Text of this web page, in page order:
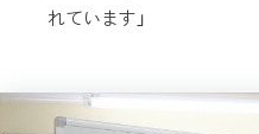
れています」